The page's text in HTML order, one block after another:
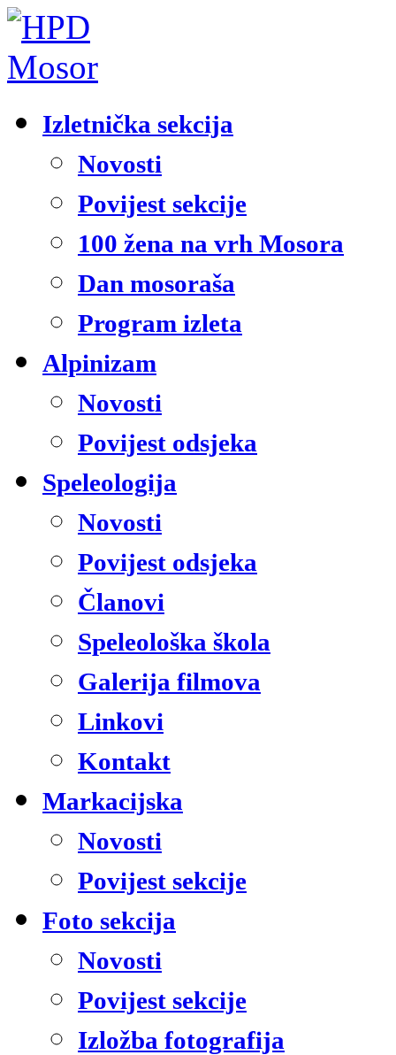
Izletnička sekcija
Novosti
Povijest sekcije
100 žena na vrh Mosora
Dan mosoraša
Program izleta
Alpinizam
Novosti
Povijest odsjeka
Speleologija
Novosti
Povijest odsjeka
Članovi
Speleološka škola
Galerija filmova
Linkovi
Kontakt
Markacijska
Novosti
Povijest sekcije
Foto sekcija
Novosti
Povijest sekcije
Izložba fotografija